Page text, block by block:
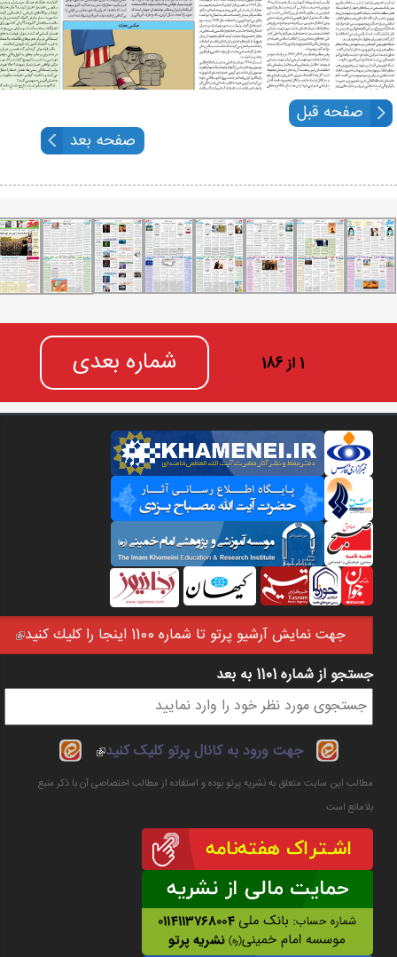
1 از 186 شماره بعدی
جهت نمايش آرشيو پرتو تا شماره 1100 اينجا را كليك كنيد
فرم جستجو
جستجو از شماره 1101 به بعد
جهت ورود به کانال پرتو کلیک کنید
(link is
external)
مطالب این سایت متعلق به نشریه پرتو بوده و استفاده از مطالب اختصاصی آن با ذکر منبع
بلامانع است.